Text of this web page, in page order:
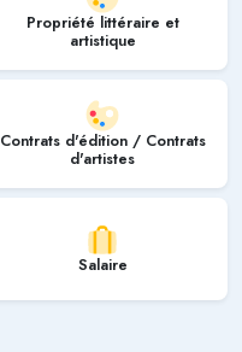
Propriété littéraire et
artistique
Contrats d'édition / Contrats
d'artistes
Salaire